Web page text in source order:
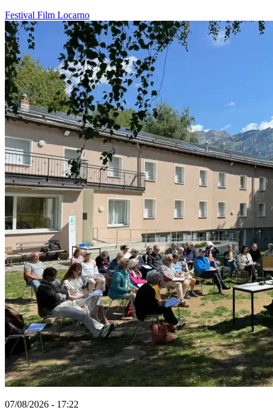
Festival Film Locarno
07/08/2026 - 17:22